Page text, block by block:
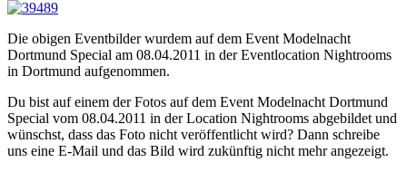
Die obigen Eventbilder wurdem auf dem Event Modelnacht
Dortmund Special am 08.04.2011 in der Eventlocation Nightrooms
in Dortmund aufgenommen.
Du bist auf einem der Fotos auf dem Event Modelnacht Dortmund
Special vom 08.04.2011 in der Location Nightrooms abgebildet und
wünschst, dass das Foto nicht veröffentlicht wird? Dann schreibe
uns eine E-Mail und das Bild wird zukünftig nicht mehr angezeigt.